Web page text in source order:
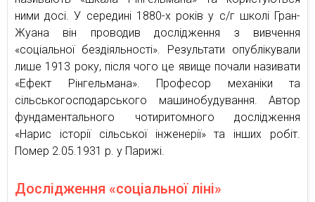
ними досі. У середині 1880-х років у с/г школі Гран-
Жуана він проводив дослідження з вивчення
«соціальної бездіяльності». Результати опублікували
лише 1913 року, після чого це явище почали називати
«Ефект Рінгельмана». Професор механіки та
сільськогосподарського машинобудування. Автор
фундаментального чотиритомного дослідження
«Нарис історії сільської інженерії» та інших робіт.
Помер 2.05.1931 р. у Парижі.
Дослідження «соціальної ліні»